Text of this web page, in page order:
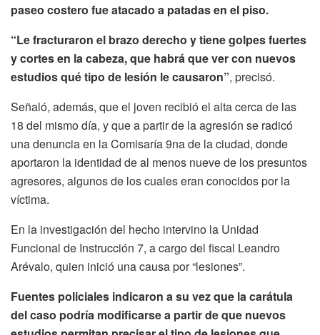
paseo costero fue atacado a patadas en el piso.
“Le fracturaron el brazo derecho y tiene golpes fuertes
y cortes en la cabeza, que habrá que ver con nuevos
estudios qué tipo de lesión le causaron”, precisó.
Señaló, además, que el joven recibió el alta cerca de las
18 del mismo día, y que a partir de la agresión se radicó
una denuncia en la Comisaría 9na de la ciudad, donde
aportaron la identidad de al menos nueve de los presuntos
agresores, algunos de los cuales eran conocidos por la
víctima.
En la investigación del hecho intervino la Unidad
Funcional de Instrucción 7, a cargo del fiscal Leandro
Arévalo, quien inició una causa por “lesiones”.
Fuentes policiales indicaron a su vez que la carátula
del caso podría modificarse a partir de que nuevos